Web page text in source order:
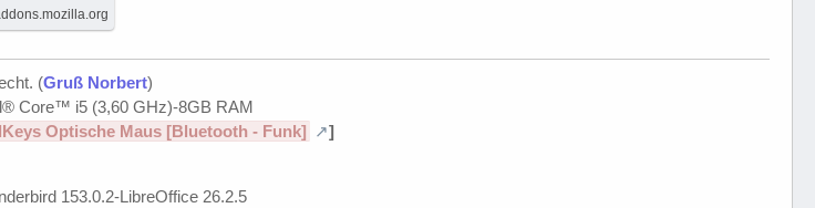
(Gruß Norbert)
Core™ i5 (3,60 GHz)-8GB RAM
Optische Maus [Bluetooth - Funk] ]
153.0.2-LibreOffice 26.2.5